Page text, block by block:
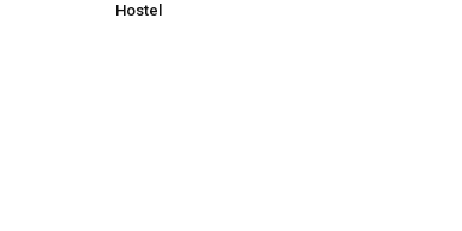
Hostel